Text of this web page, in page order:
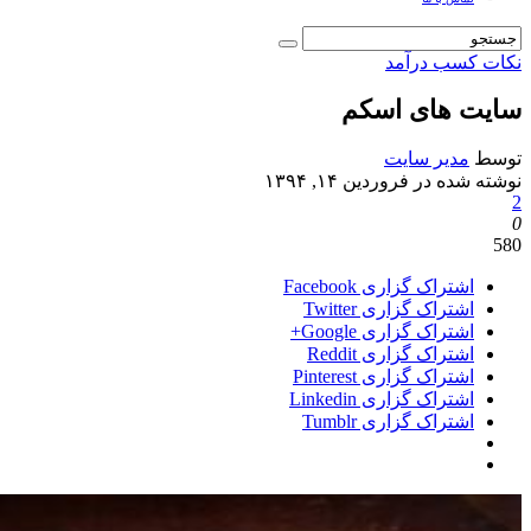
نکات کسب درآمد
سایت های اسکم
توسط مدیر سایت
نوشته شده در فروردین ۱۴, ۱۳۹۴
2
0
580
اشتراک گزاری Facebook
اشتراک گزاری Twitter
اشتراک گزاری Google+
اشتراک گزاری Reddit
اشتراک گزاری Pinterest
اشتراک گزاری Linkedin
اشتراک گزاری Tumblr